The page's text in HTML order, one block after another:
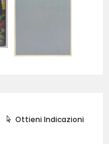
Ottieni Indicazioni